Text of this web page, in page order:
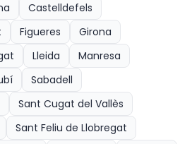
Castelldefels
Figueres
Girona
Lleida
Manresa
Sabadell
Sant Cugat del Vallès
Sant Feliu de Llobregat